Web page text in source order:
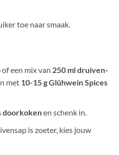
toe naar smaak.
of een mix van 250 ml druiven-
met 10-15 g Glühwein Spices
doorkokenen schenk in.
is zoeter, kies jouw